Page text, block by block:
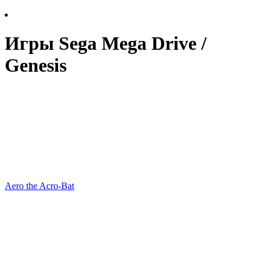
Игры Sega Mega Drive /
Genesis
Aero the Acro-Bat